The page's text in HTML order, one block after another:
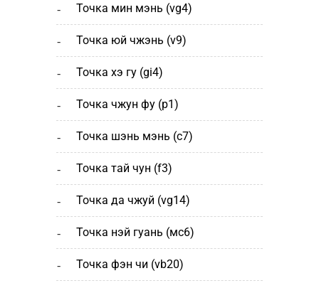
точка мин мэнь (vg4)
точка юй чжэнь (v9)
точка хэ гу (gi4)
точка чжун фу (p1)
точка шэнь мэнь (с7)
точка тай чун (f3)
точка да чжуй (vg14)
точка нэй гуань (мс6)
точка фэн чи (vb20)